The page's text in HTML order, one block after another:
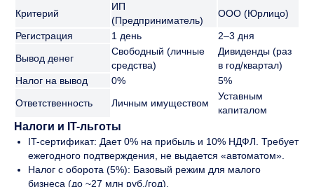
Критерий
ИП
(Предприниматель)
ООО (Юрлицо)
Регистрация
1 день
2–3 дня
Вывод денег
Свободный (личные
средства)
Дивиденды (раз
в год/квартал)
Налог на вывод
0%
5%
Ответственность
Личным имуществом
Уставным
капиталом
Налоги и IT-льготы
IT-сертификат: Дает 0% на прибыль и 10% НДФЛ. Требует
ежегодного подтверждения, не выдается «автоматом».
Налог с оборота (5%): Базовый режим для малого
бизнеса (до ~27 млн руб./год).